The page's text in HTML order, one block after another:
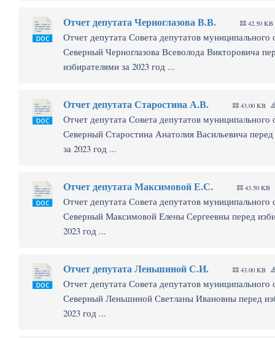
Отчет депутата Черноглазова В.В. 42.50 KB
Отчет депутата Совета депутатов муниципального
Северный Черноглазова Всеволода Викторовича
избирателями за 2023 год ...
Отчет депутата Старостина А.В. 43.00 KB
Отчет депутата Совета депутатов муниципального
Северный Старостина Анатолия Васильевича
за 2023 год ...
Отчет депутата Максимовой Е.С. 43.50 KB
Отчет депутата Совета депутатов муниципального
Северный Максимовой Елены Сергеевны перед
2023 год ...
Отчет депутата Леньшиной С.И. 43.00 KB
Отчет депутата Совета депутатов муниципального
Северный Леньшиной Светланы Ивановны перед
2023 год ...